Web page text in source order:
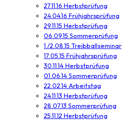
27.11.16 Herbstprüfung
24.04.16 Frühjahrsprüfung
29.11.15 Herbstprüfung
06.09.15 Sommerprüfung
1./2.08.15 Treibballseminar
17.05.15 Frühjahrsprüfung
30.11.14 Herbstprüfung
01.06.14 Sommerprüfung
22.02.14 Arbeitstag
24.11.13 Herbstprüfung
28.07.13 Sommerprüfung
25.11.12 Herbstprüfung